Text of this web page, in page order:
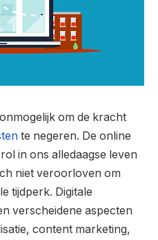
om de kracht
te negeren. De online
in ons alledaagse leven
niet veroorloven om
tijdperk. Digitale
verscheidene aspecten
content marketing,